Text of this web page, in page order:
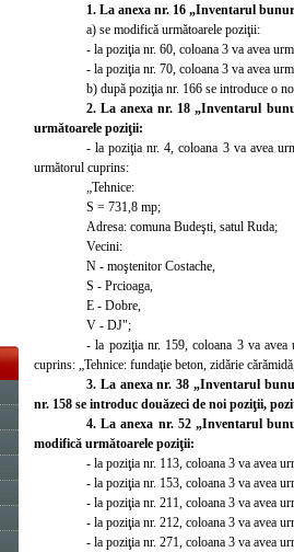
1. La anexa nr. 16 „Inventarul
a) se modifică următoarele poziţii:
- la poziţia nr. 60, coloana 3 va avea
- la poziţia nr. 70, coloana 3 va avea
b) după poziţia nr. 166 se introduce o
2. La anexa nr. 18 „Inventarul
următoarele poziţii:
- la poziţia nr. 4, coloana 3 va avea
următorul cuprins:
„Tehnice:
S = 731,8 mp;
Adresa: comuna Budeşti, satul Ruda;
Vecini:
N - moştenitor Costache,
S - Prcioaga,
E - Dobre,
V - DJ";
- la poziţia nr. 159, coloana 3 va
cuprins: „Tehnice: fundaţie beton, zidărie
3. La anexa nr. 38 „Inventarul
nr. 158 se introduc douăzeci de noi poziţii,
4. La anexa nr. 52 „Inventarul
modifică următoarele poziţii:
- la poziţia nr. 113, coloana 3 va avea
- la poziţia nr. 153, coloana 3 va avea
- la poziţia nr. 211, coloana 3 va avea
- la poziţia nr. 212, coloana 3 va avea
- la poziţia nr. 271, coloana 3 va avea